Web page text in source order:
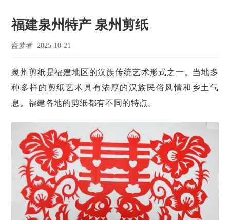
福建泉州特产 泉州剪纸
盗梦者 2025-10-21
泉州剪纸是福建地区的汉族传统艺术形式之一。当地多
种多样的剪纸艺术具有浓厚的汉族民俗风情和乡土气
息。福建各地的剪纸都有不同的特点。